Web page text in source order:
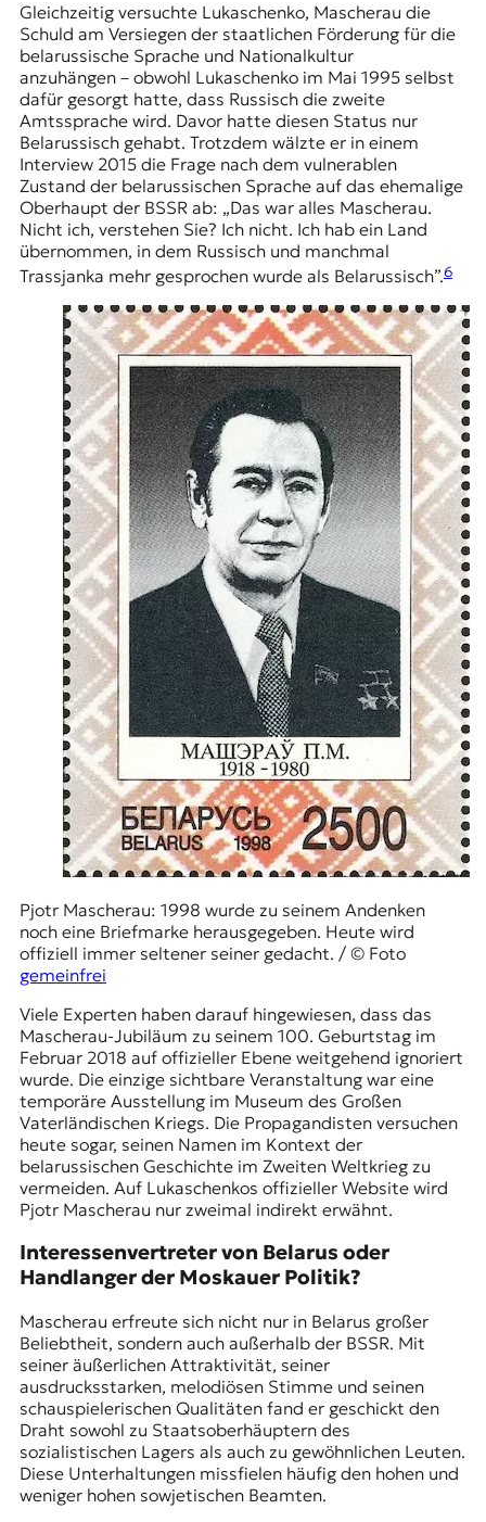
Gleichzeitig versuchte Lukaschenko, Mascherau die
Schuld am Versiegen der staatlichen Förderung für die
belarussische Sprache und Nationalkultur
anzuhängen – obwohl Lukaschenko im Mai 1995selbst
dafür gesorgt hatte, dass Russisch die zweite
Amtssprache wird. Davor hatte diesen Status nur
Belarussisch gehabt. Trotzdem wälzte er in einem
Interview 2015 die Frage nach dem vulnerablen
Zustand der belarussischen Sprache auf das ehemalige
Oberhaupt der BSSR ab: „Das war alles Mascherau.
Nicht ich, verstehen Sie? Ich nicht. Ich hab ein Land
übernommen, in dem Russisch und manchmal
Trassjanka mehr gesprochen wurde als Belarussisch”.6
Pjotr Mascherau: 1998 wurde zu seinem Andenken
noch eine Briefmarke herausgegeben. Heute wird
offiziell immer seltener seiner gedacht. / © Foto
gemeinfrei
Viele Experten haben darauf hingewiesen, dass das
Mascherau-Jubiläum zu seinem 100. Geburtstag im
Februar 2018 auf offizieller Ebene weitgehend ignoriert
wurde. Die einzige sichtbare Veranstaltung war eine
temporäre Ausstellung im Museum des Großen
Vaterländischen Kriegs. Die Propagandisten versuchen
heute sogar, seinen Namen im Kontext der
belarussischen Geschichte im Zweiten Weltkrieg zu
vermeiden. Auf Lukaschenkos offizieller Website wird
Pjotr Mascherau nur zweimal indirekt erwähnt.
Interessenvertreter von Belarus oder
Handlanger der Moskauer Politik?
Mascherau erfreute sich nicht nur in Belarus großer
Beliebtheit, sondern auch außerhalb der BSSR. Mit
seiner äußerlichen Attraktivität, seiner
ausdrucksstarken, melodiösen Stimme und seinen
schauspielerischen Qualitäten fand er geschickt den
Draht sowohl zu Staatsoberhäuptern des
sozialistischen Lagers als auch zu gewöhnlichen Leuten.
Diese Unterhaltungen missfielen häufig den hohen und
weniger hohen sowjetischen Beamten.